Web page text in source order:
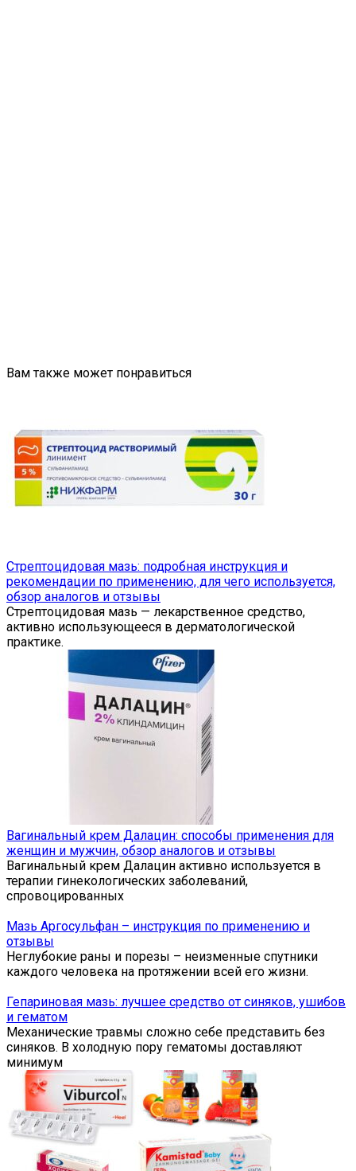
Вам также может понравиться
Стрептоцидовая мазь: подробная инструкция и
рекомендации по применению, для чего используется,
обзор аналогов и отзывы
Стрептоцидовая мазь — лекарственное средство,
активно использующееся в дерматологической
практике.
Вагинальный крем Далацин: способы применения для
женщин и мужчин, обзор аналогов и отзывы
Вагинальный крем Далацин активно используется в
терапии гинекологических заболеваний,
спровоцированных
Мазь Аргосульфан – инструкция по применению и
отзывы
Неглубокие раны и порезы – неизменные спутники
каждого человека на протяжении всей его жизни.
Гепариновая мазь: лучшее средство от синяков, ушибов
и гематом
Механические травмы сложно себе представить без
синяков. В холодную пору гематомы доставляют
минимум